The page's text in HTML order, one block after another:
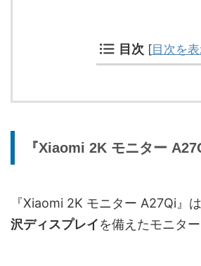
目次 [目次を
『Xiaomi 2K モニター
『Xiaomi 2K モニター A27Qi』は
沢ディスプレイを備えたモニター